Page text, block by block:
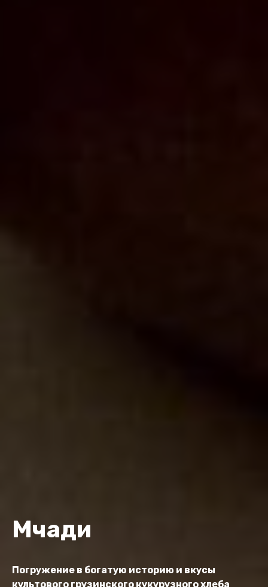
Мчади
Погружение в богатую историю и вкусы
культового грузинского кукурузного хлеба